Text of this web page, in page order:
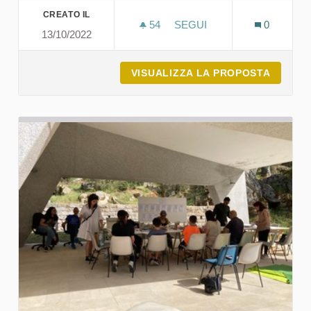
CREATO IL
13/10/2022
54 54 SOSTENITORI
SEGUI
0
VISUALIZZA LA PROPOSTA